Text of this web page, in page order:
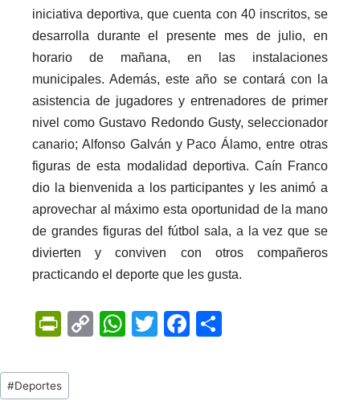
iniciativa deportiva, que cuenta con 40 inscritos, se
desarrolla durante el presente mes de julio, en
horario de mañana, en las instalaciones
municipales. Además, este año se contará con la
asistencia de jugadores y entrenadores de primer
nivel como Gustavo Redondo Gusty, seleccionador
canario; Alfonso Galván y Paco Álamo, entre otras
figuras de esta modalidad deportiva. Caín Franco
dio la bienvenida a los participantes y les animó a
aprovechar al máximo esta oportunidad de la mano
de grandes figuras del fútbol sala, a la vez que se
divierten y conviven con otros compañeros
practicando el deporte que les gusta.
Pr
tF
ri
C
W T
F
Tags
de
#Deportes